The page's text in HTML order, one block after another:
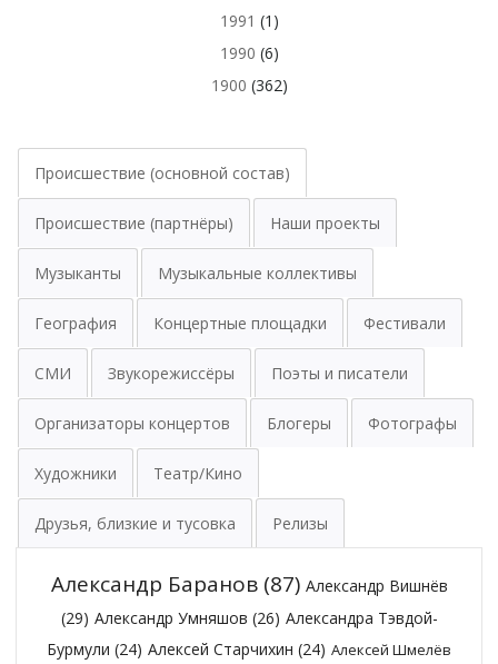
1991 (1)
1990 (6)
1900 (362)
Происшествие (основной состав)
Происшествие (партнёры) Наши проекты
Музыканты Музыкальные коллективы
География Концертные площадки Фестивали
СМИ Звукорежиссёры Поэты и писатели
Организаторы концертов Блогеры Фотографы
Художники Театр/Кино
Друзья, близкие и тусовка Релизы
Александр Баранов(87) Александр Вишнёв
(29) Александр Умняшов (26) Александра Тэвдой-
Бурмули (24) Алексей Старчихин (24) Алексей Шмелёв